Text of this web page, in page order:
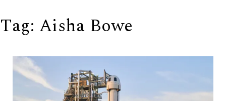
Tag: Aisha Bowe